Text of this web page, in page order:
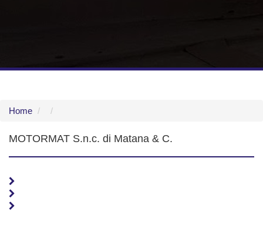
Home
MOTORMAT S.n.c. di Matana & C.